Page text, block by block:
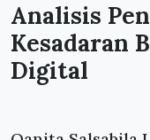
Analisis
Kesadaran
Digital